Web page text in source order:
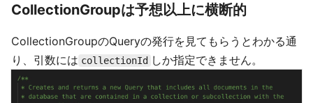
CollectionGroupは予想以上に横断的
CollectionGroupのQueryの発行を見てもらうとわかる通
り、引数には collectionId しか指定できません。